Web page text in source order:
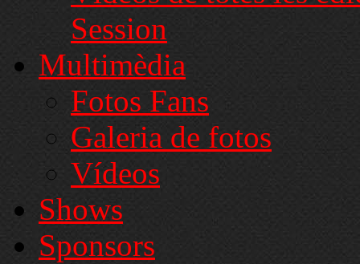
Session
Multimèdia
Fotos Fans
Galeria de fotos
Vídeos
Shows
Sponsors